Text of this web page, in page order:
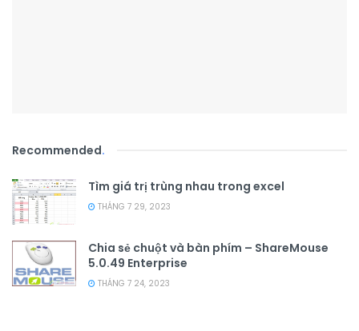
Recommended.
Tìm giá trị trùng nhau trong excel
THÁNG 7 29, 2023
Chia sẻ chuột và bàn phím – ShareMouse
5.0.49 Enterprise
THÁNG 7 24, 2023